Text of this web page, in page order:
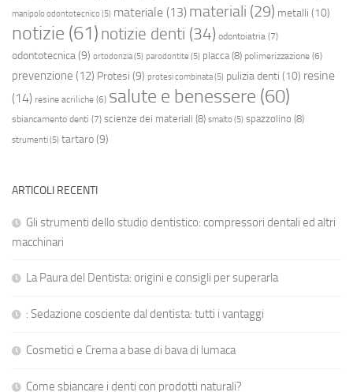
manipolo odontotecnico(5) materiale (13) materiali (29) metalli (10)
notizie (61) notizie denti (34) odontoiatria (7)
odontotecnica (9) ortodonzia(5) parodontite (5) placca (8) polimerizzazione (6)
prevenzione (12) Protesi (9) protesi combinata(5) pulizia denti (10) resine
(14) resine acriliche (6) salute e benessere (60)
sbiancamento denti (7) scienze dei materiali (8) smalto(5) spazzolino (8)
strumenti(5) tartaro(9)
ARTICOLI RECENTI
Gli strumenti dello studio dentistico: compressori dentali ed altri
macchinari
La Paura del Dentista: origini e consigli per superarla
: Sedazione cosciente dal dentista: tutti i vantaggi
Cosmetici e Crema a base di bava di lumaca
Come sbiancare i denti con prodotti naturali?